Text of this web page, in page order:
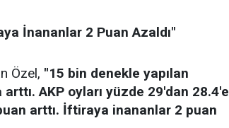
İnananlar 2 Puan Azaldı"
Özel, ''15 bin denekle yapılan
AKP oyları yüzde 29'dan 28.4'e
arttı. İftiraya inananlar 2 puan